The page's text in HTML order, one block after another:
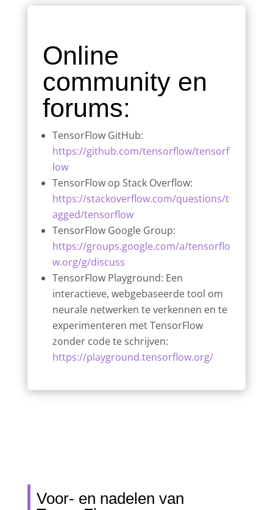
Online
community en
forums:
TensorFlow GitHub:
https://github.com/tensorflow/tensorf
low
TensorFlow op Stack Overflow:
https://stackoverflow.com/questions/t
agged/tensorflow
TensorFlow Google Group:
https://groups.google.com/a/tensorflo
w.org/g/discuss
TensorFlow Playground: Een
interactieve, webgebaseerde tool om
neurale netwerken te verkennen en te
experimenteren met TensorFlow
zonder code te schrijven:
https://playground.tensorflow.org/
Voor- en nadelen van